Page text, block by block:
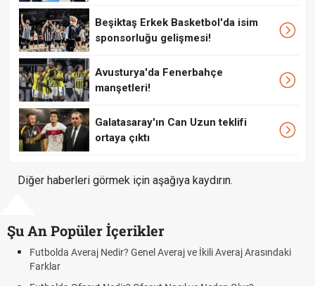
Beşiktaş Erkek Basketbol'da isim
sponsorluğu gelişmesi!
Avusturya'da Fenerbahçe
manşetleri!
Galatasaray'ın Can Uzun teklifi
ortaya çıktı
Diğer haberleri görmek için aşağıya kaydırın.
Şu An Popüler İçerikler
Nedir? Genel Averaj ve İkili Averaj Arasındaki
Fındık Fiyatı